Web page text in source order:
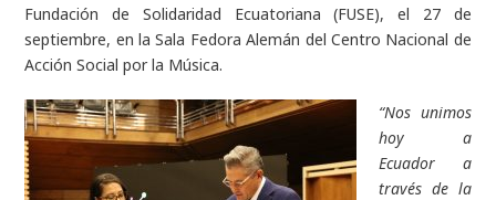
Fundación de Solidaridad Ecuatoriana (FUSE), el 27 de
septiembre, en la Sala Fedora Alemán del Centro Nacional de
Acción Social por la Música.
“Nos unimos
hoy a
Ecuador a
través de la